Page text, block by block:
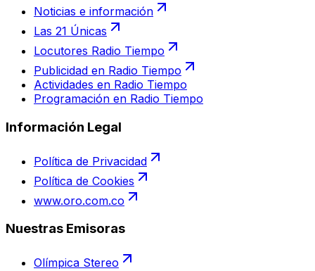
Noticias e información
Las 21 Únicas
Locutores Radio Tiempo
Publicidad en Radio Tiempo
Actividades en Radio Tiempo
Programación en Radio Tiempo
Información Legal
Política de Privacidad
Política de Cookies
www.oro.com.co
Nuestras Emisoras
Olímpica Stereo